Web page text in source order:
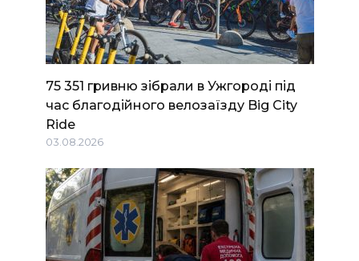
75 351 гривню зібрали в Ужгороді під
час благодійного велозаїзду Big Сity
Ride
03.08.2026